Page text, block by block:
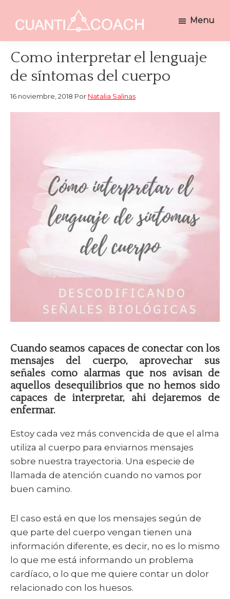
navegación
principal
principal
Coaching
Holístico
Integrativo
Menu
Como interpretar el lenguaje
de síntomas del cuerpo
16 noviembre, 2018 Por Natalia Salinas
Cuando seamos capaces de conectar con los
mensajes del cuerpo, aprovechar sus
señales como alarmas que nos avisan de
aquellos desequilibrios que no hemos sido
capaces de interpretar, ahi dejaremos de
enfermar.
Estoy cada vez más convencida de que el alma
utiliza al cuerpo para enviarnos mensajes
sobre nuestra trayectoria. Una especie de
llamada de atención cuando no vamos por
buen camino.
El caso está en que los mensajes según de
que parte del cuerpo vengan tienen una
información diferente, es decir, no es lo mismo
lo que me está informando un problema
cardíaco, o lo que me quiere contar un dolor
relacionado con los huesos.